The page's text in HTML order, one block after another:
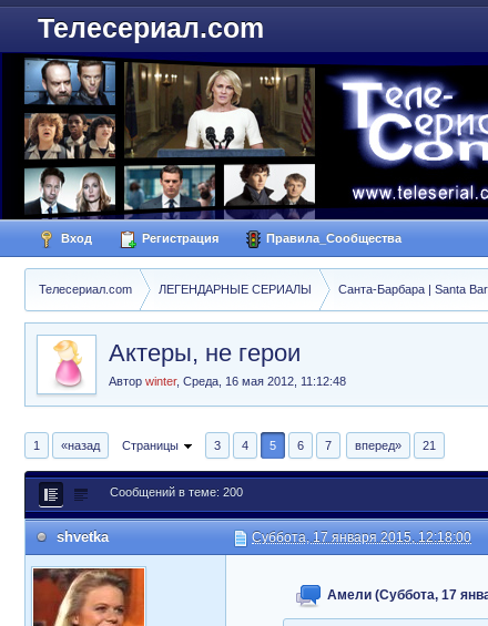
Телесериал.com
Вход Регистрация Правила_Сообщества
Телесериал.com ЛЕГЕНДАРНЫЕ СЕРИАЛЫ Санта-Барбара | Santa
Актеры, не герои
Автор winter, Среда, 16 мая 2012, 11:12:48
1 «назад Страницы 3 4 5 6 7 вперед» 21
Сообщений в теме: 200
shvetka Суббота, 17 января 2015, 12:18:00
Амели (Суббота, 17